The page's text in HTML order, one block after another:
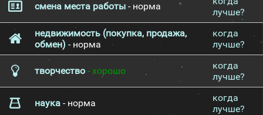
смена места работы - норма
лучше?
недвижимость (покупка, продажа,
обмен) - норма
когда
лучше?
творчество - хорошо
когда
лучше?
наука - норма
когда
лучше?